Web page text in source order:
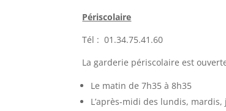
Périscolaire
Tél : 01.34.75.41.60
La garderie périscolaire est
Le matin de 7h35 à 8h35
L’après-midi des lundis,